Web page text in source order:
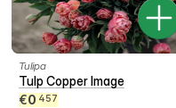
Tulipa
Tulp Copper Image
€0 457